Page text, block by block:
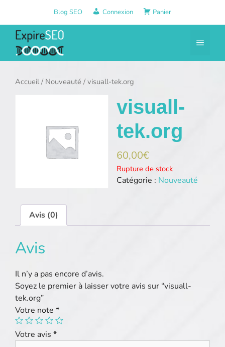
contenu
Blog SEO Connexion Panier
Menu
Accueil/ Nouveauté / visuall-tek.org
visuall-
tek.org
60,00€
Rupture de stock
Catégorie : Nouveauté
Avis (0)
Avis
Il n’y a pas encore d’avis.
Soyez le premier à laisser votre avis sur “visuall-
tek.org”
Votre note *
Votre avis *